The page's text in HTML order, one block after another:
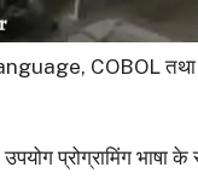
COBOL
प्रोग्रामिंग भाषा